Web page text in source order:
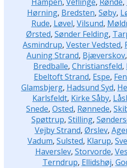
Hørning, Bredsten, Søby,
Rude, Løvel, Vilsund,
Ørsted, Sønder Felding,
Asmindrup, Vester Vedsted,
Auning Strand, Bjæverskov,
Bredballe, Christiansfeld,
Ebeltoft Strand, Espe,
Glamsbjerg, Hadsund Syd,
Karlsfeldt, Kirke Såby,
Snede, Osted, Rønnede,
Spøttrup, Stilling,
Vejby Strand, Ørslev,
Vadum, Sulsted, Klarup,
Haverslev, Storvorde,
Terndrup, Ellidshøj,